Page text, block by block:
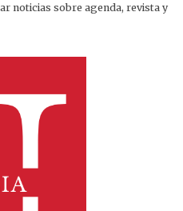
noticias sobre agenda, revista y